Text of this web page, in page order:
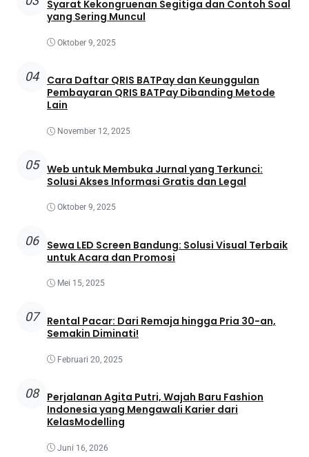
Syarat Kekongruenan Segitiga dan Contoh Soal
yang Sering Muncul
Oktober 9, 2025
04
Cara Daftar QRIS BATPay dan Keunggulan
Pembayaran QRIS BATPay Dibanding Metode
Lain
November 12, 2025
05 Web untuk Membuka Jurnal yang Terkunci:
Solusi Akses Informasi Gratis dan Legal
Oktober 9, 2025
06
Sewa LED Screen Bandung: Solusi Visual Terbaik
untuk Acara dan Promosi
Mei 15, 2025
07
Rental Pacar: Dari Remaja hingga Pria 30-an,
Semakin Diminati!
Februari 20, 2025
08
Perjalanan Agita Putri, Wajah Baru Fashion
Indonesia yang Mengawali Karier dari
KelasModelling
Juni 16, 2026